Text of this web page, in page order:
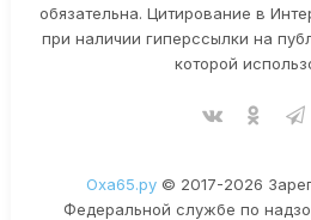
обязательна. Цитирование в
при наличии гиперссылки на
которой
Оха65.ру© 2017-2026
Федеральной службе по